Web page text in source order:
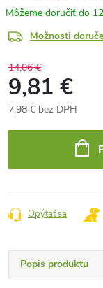
Možnosti
14,06 €
9,81 €
7,98 € bez DPH
Opýtať sa
Popis produktu